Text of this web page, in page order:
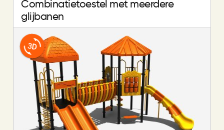
Combinatietoestel met meerdere
glijbanen